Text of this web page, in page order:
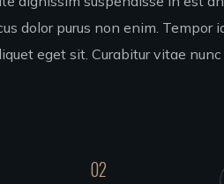
dolor purus non enim.
eget sit. Curabitur vitae
02